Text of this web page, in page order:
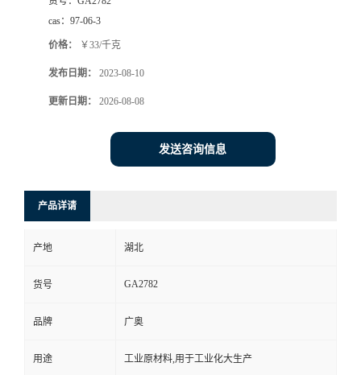
cas： 97-06-3
价格： ￥33/千克
发布日期： 2023-08-10
更新日期： 2026-08-08
发送咨询信息
产品详请
产地 湖北
货号 GA2782
品牌 广奥
用途 工业原材料,用于工业化大生产